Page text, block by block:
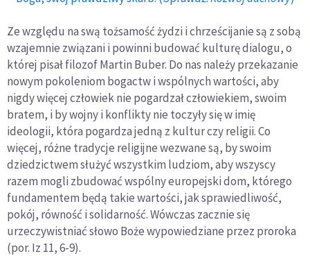
Ze względu na swą tożsamość żydzi i chrześcijanie są z sobą
wzajemnie związani i powinni budować kulturę dialogu, o
której pisał filozof Martin Buber. Do nas należy przekazanie
nowym pokoleniom bogactw i wspólnych wartości, aby
nigdy więcej człowiek nie pogardzał człowiekiem, swoim
bratem, i by wojny i konflikty nie toczyły się w imię
ideologii, która pogardza jedną z kultur czy religii. Co
więcej, różne tradycje religijne wezwane są, by swoim
dziedzictwem służyć wszystkim ludziom, aby wszyscy
razem mogli zbudować wspólny europejski dom, którego
fundamentem będą takie wartości, jak sprawiedliwość,
pokój, równość i solidarność. Wówczas zacznie się
urzeczywistniać słowo Boże wypowiedziane przez proroka
(por. Iz 11, 6-9).